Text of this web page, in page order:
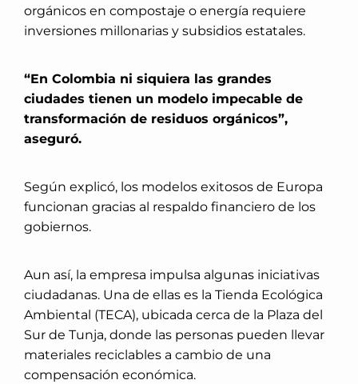
orgánicos en compostaje o energía requiere
inversiones millonarias y subsidios estatales.
“En Colombia ni siquiera las grandes
ciudades tienen un modelo impecable de
transformación de residuos orgánicos”,
aseguró.
Según explicó, los modelos exitosos de Europa
funcionan gracias al respaldo financiero de los
gobiernos.
Aun así, la empresa impulsa algunas iniciativas
ciudadanas. Una de ellas es la Tienda Ecológica
Ambiental (TECA), ubicada cerca de la Plaza del
Sur de Tunja, donde las personas pueden llevar
materiales reciclables a cambio de una
compensación económica.